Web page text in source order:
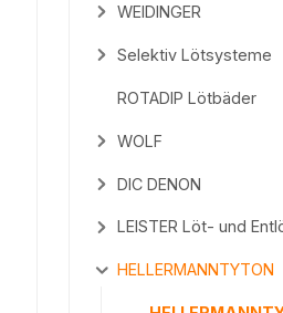
WEIDINGER
Selektiv Lötsysteme
ROTADIP Lötbäder
WOLF
DIC DENON
LEISTER Löt- und
HELLERMANNTYTON